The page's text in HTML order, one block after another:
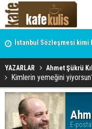
İstanbul Sözleşmesi kimi
Hocaefendi, ekonomist,
YAZARLAR Ahmet Şükrü
Kimlerin yemeğini
E-posta: